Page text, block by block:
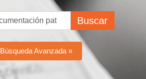
Buscar
Búsqueda Avanzada »